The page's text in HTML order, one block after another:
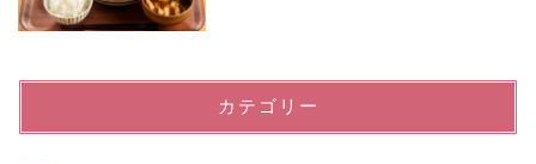
カテゴリー